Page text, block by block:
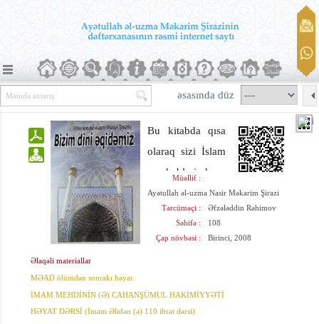
əsasında düz
Bu kitabda qısa
olaraq sizi İslam
məzhəblərindən
biri olan şiə
məzhəbinin
İslamın əsli və
malik olduğu
xüsusiyyətlərlə
Müəllif :
Ayətullah əl-uzma Nasir Məkarim Şirazi
Tərcüməçi :
Əfzələddin Rəhimov
Səhifə :
108
Çap növbəsi :
Birinci, 2008
Əlaqəli materiallar
MƏAD ölümdən sonrakı həyat
İMAM MEHDİNİN (Ə) CAHANŞÜMUL HAKİMİYYƏTİ
HƏYAT DƏRSİ (İmam Əlidən (ə) 110 ibrət dərsi)